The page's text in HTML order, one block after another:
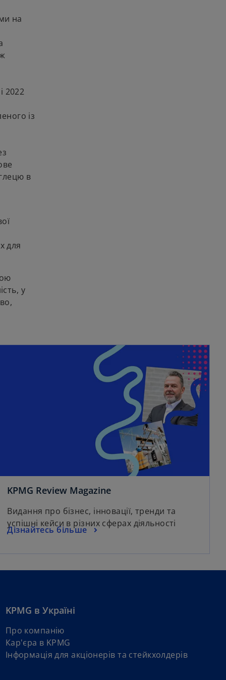
на
2022
із
в
для
у
KPMG Review Magazine
Видання про бізнес, інновації, тренди та
успішні кейси в різних сферах діяльності
Дізнайтесь більше
KPMG в Україні
Про компанію
Кар'єра в KPMG
Інформація для акціонерів та стейкхолдерів